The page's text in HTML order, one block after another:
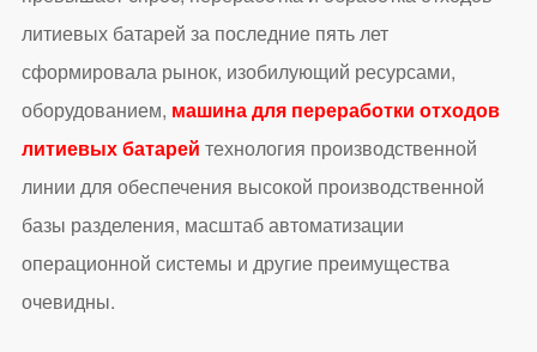
литиевых батарей за последние пять лет
сформировала рынок, изобилующий ресурсами,
оборудованием, машина для переработки отходов
литиевых батарей технология производственной
линии для обеспечения высокой производственной
базы разделения, масштаб автоматизации
операционной системы и другие преимущества
очевидны.